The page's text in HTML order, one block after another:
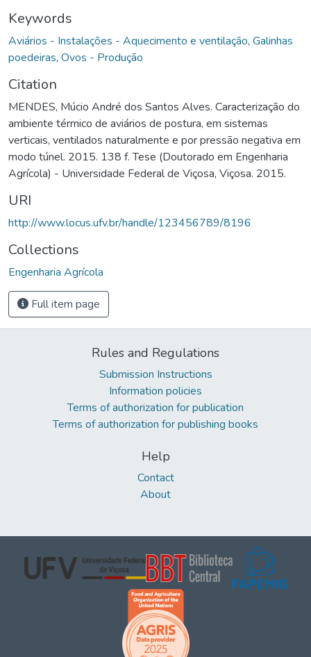
Keywords
Aviários - Instalações - Aquecimento e ventilação, Galinhas
poedeiras, Ovos - Produção
Citation
MENDES, Múcio André dos Santos Alves. Caracterização do
ambiente térmico de aviários de postura, em sistemas
verticais, ventilados naturalmente e por pressão negativa em
modo túnel. 2015. 138 f. Tese (Doutorado em Engenharia
Agrícola) - Universidade Federal de Viçosa, Viçosa. 2015.
URI
http://www.locus.ufv.br/handle/123456789/8196
Collections
Engenharia Agrícola
Full item page
Rules and Regulations
Submission Instructions
Information policies
Terms of authorization for publication
Terms of authorization for publishing books
Help
Contact
About